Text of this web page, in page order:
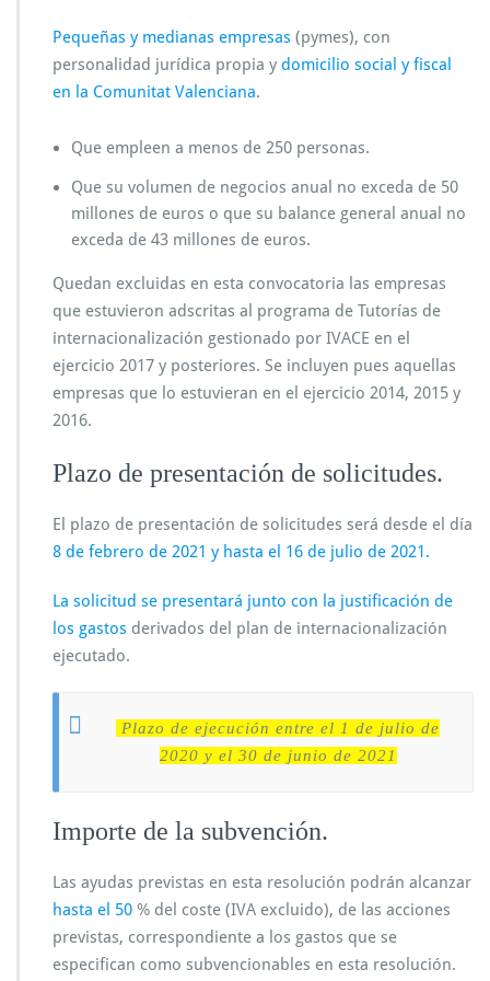
Pequeñas y medianas empresas (pymes), con
personalidad jurídica propia y domicilio social y fiscal
en la Comunitat Valenciana.
Que empleen a menos de 250 personas.
Que su volumen de negocios anual no exceda de 50
millones de euros o que su balance general anual no
exceda de 43 millones de euros.
Quedan excluidas en esta convocatoria las empresas
que estuvieron adscritas al programa de Tutorías de
internacionalización gestionado por IVACE en el
ejercicio 2017 y posteriores. Se incluyen pues aquellas
empresas que lo estuvieran en el ejercicio 2014, 2015 y
2016.
Plazo de presentación de solicitudes.
El plazo de presentación de solicitudes será desde el día
8 de febrero de 2021 y hasta el 16 de julio de 2021.
La solicitud se presentará junto con la justificación de
los gastos derivados del plan de internacionalización
ejecutado.
Plazo de ejecución entre el 1 de julio de
2020 y el 30 de junio de 2021
Importe de la subvención.
Las ayudas previstas en esta resolución podrán alcanzar
hasta el 50 % del coste (IVA excluido), de las acciones
previstas, correspondiente a los gastos que se
especifican como subvencionables en esta resolución.